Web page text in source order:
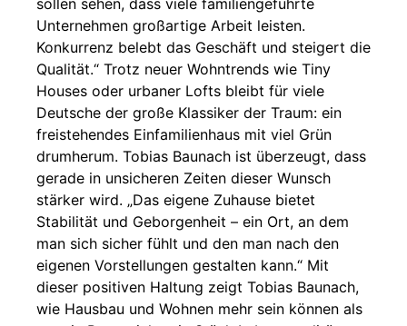
sollen sehen, dass viele familiengeführte
Unternehmen großartige Arbeit leisten.
Konkurrenz belebt das Geschäft und steigert die
Qualität.“ Trotz neuer Wohntrends wie Tiny
Houses oder urbaner Lofts bleibt für viele
Deutsche der große Klassiker der Traum: ein
freistehendes Einfamilienhaus mit viel Grün
drumherum. Tobias Baunach ist überzeugt, dass
gerade in unsicheren Zeiten dieser Wunsch
stärker wird. „Das eigene Zuhause bietet
Stabilität und Geborgenheit – ein Ort, an dem
man sich sicher fühlt und den man nach den
eigenen Vorstellungen gestalten kann.“ Mit
dieser positiven Haltung zeigt Tobias Baunach,
wie Hausbau und Wohnen mehr sein können als